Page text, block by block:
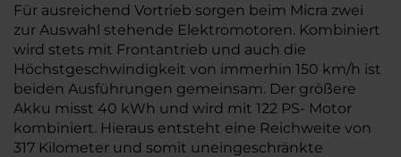
Für ausreichend Vortrieb sorgen beim Micra zwei
zur Auswahl stehende Elektromotoren. Kombiniert
wird stets mit Frontantrieb und auch die
Höchstgeschwindigkeit von immerhin 150 km/h ist
beiden Ausführungen gemeinsam. Der größere
Akku misst 40 kWh und wird mit 122 PS- Motor
kombiniert. Hieraus entsteht eine Reichweite von
317 Kilometer und somit uneingeschränkte